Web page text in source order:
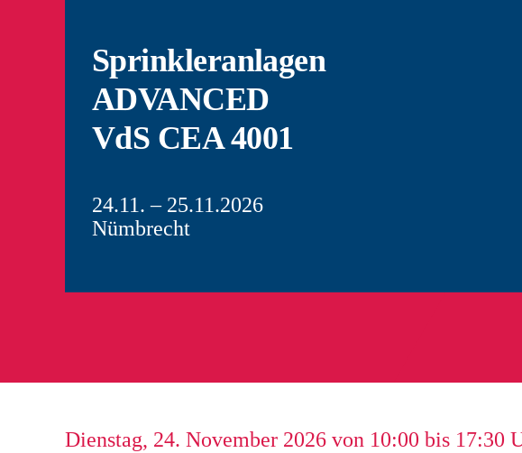
Sprinkleranlagen
ADVANCED
VdS CEA 4001
24.11. – 25.11.2026
Nümbrecht
Dienstag, 24. November 2026 von 10:00 bis 17:30